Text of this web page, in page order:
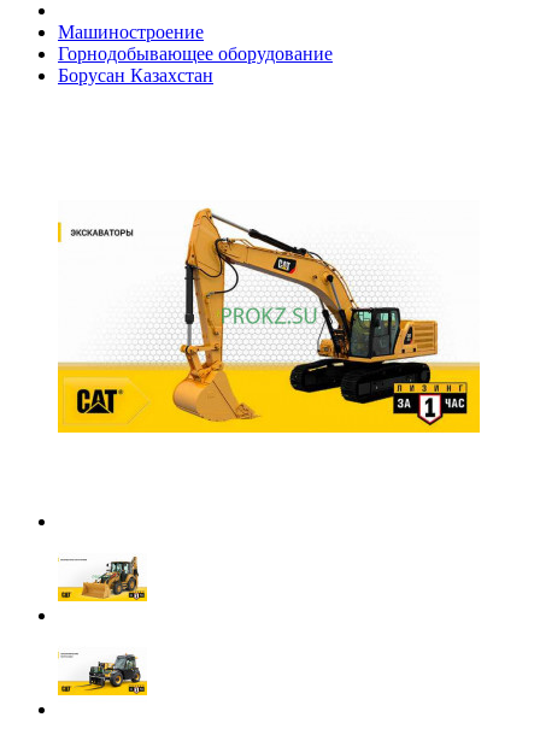
Машиностроение
Горнодобывающее оборудование
Борусан Казахстан